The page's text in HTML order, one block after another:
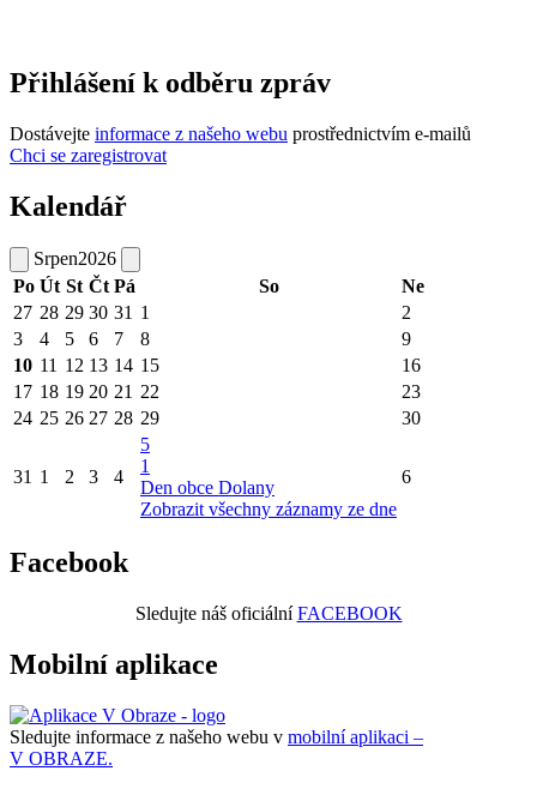
Přihlášení k odběru zpráv
Dostávejte informace z našeho webu prostřednictvím e-mailů
Chci se zaregistrovat
Kalendář
Srpen2026
Po Út St Čt Pá So
Ne
27 28 29 30 31 1
2
3
4 5 6 7 8
9
10 11 12 13 14 15
16
17 18 19 20 21 22
23
24 25 26 27 28 29 30
31 1 2 3 4
5
1
Den obce Dolany
Zobrazit všechny záznamy ze dne
6
Facebook
Sledujte náš oficiálníFACEBOOK
Mobilní aplikace
Sledujte informace z našeho webu v mobilní aplikaci –
V OBRAZE.